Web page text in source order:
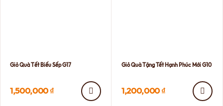
Giỏ Quà Tết Biếu Sếp G17
1,500,000₫
Giỏ Quà Tặng Tết Hạnh Phúc Mới G10
1,200,000₫